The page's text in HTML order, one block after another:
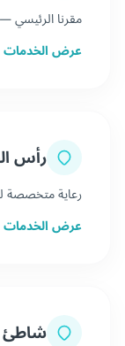
مقرنا
عرض الخدمات
رأس
رعاية متخصصة
عرض الخدمات
شاطئ